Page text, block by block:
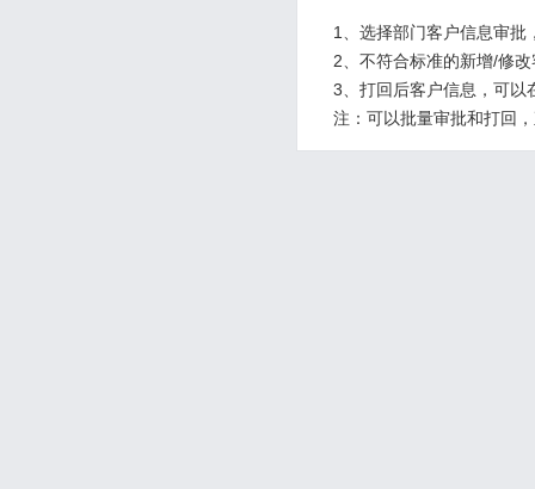
1、选择部门客户信息审批
2、不符合标准的新增/修
3、打回后客户信息，可以
注：可以批量审批和打回